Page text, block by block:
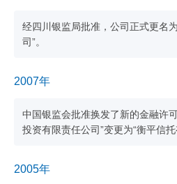
经四川银监局批准，公司正式更名
司”。
2007年
中国银监会批准换发了新的金融许
投资有限责任公司”变更为“衡平信托
2005年